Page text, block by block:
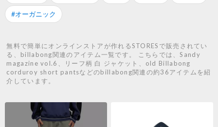
#オーガニック
無料で簡単にオンラインストアが作れるSTORESで販売されてい
る、billabong関連のアイテム一覧です。 こちらでは、Sandy
magazine vol.6、リーフ柄 白 ジャケット、old Billabong
corduroy short pantsなどのbillabong関連の約36アイテムを紹
介しています。